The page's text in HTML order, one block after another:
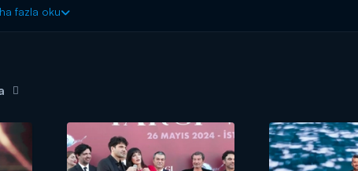
öldüğü terasta toplanan aile bireyleri ne yapacaklarını
fazla oku